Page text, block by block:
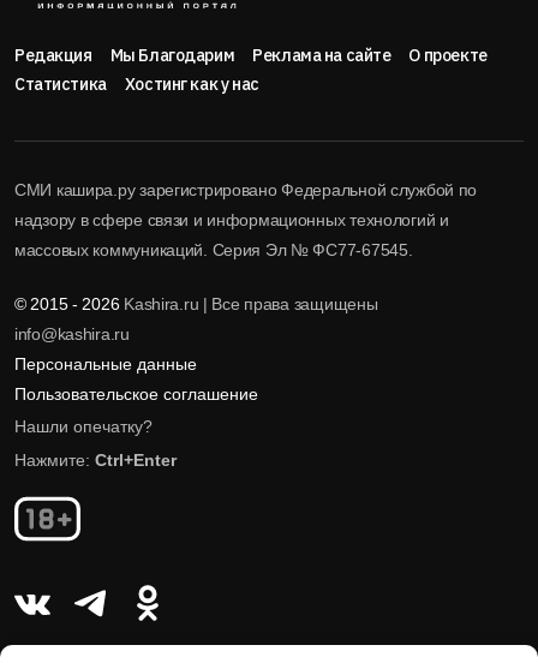
Редакция Мы Благодарим Реклама на сайте
О проекте
Статистика
Хостинг как у нас
СМИ кашира.ру зарегистрировано Федеральной службой по
надзору в сфере связи и информационных технологий и
массовых коммуникаций. Серия Эл № ФС77-67545.
© 2015 - 2026Kashira.ru | Все права защищены
info@kashira.ru
Персональные данные
Пользовательское соглашение
Нашли опечатку?
Нажмите: Ctrl+Enter